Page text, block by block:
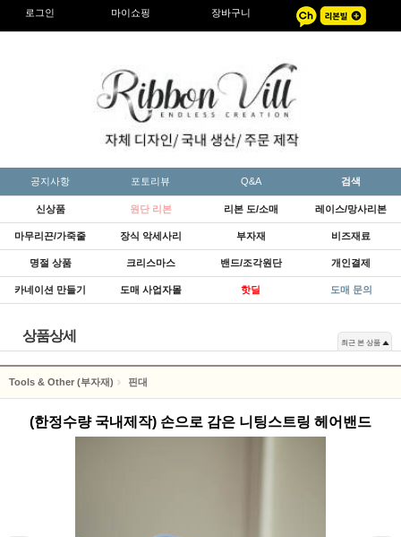
로그인 마이쇼핑 장바구니
공지사항 포토리뷰 Q&A 검색
신상품 원단 리본 리본 도/소매 레이스/망사리본
마무리끈/가죽줄 장식 악세사리 부자재 비즈재료
명절 상품 크리스마스 밴드/조각원단 개인결제
카네이션 만들기 도매 사업자몰 핫딜 도매 문의
상품상세
Tools & Other (부자재) 핀대
최근 본 상품
(한정수량 국내제작) 손으로 감은 니팅스트링 헤어밴드